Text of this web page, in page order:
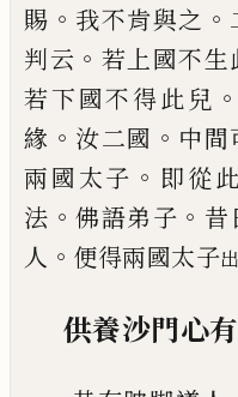
賜 。 我不肯與之 。
判云 。 若上國不生
若下國不得此兒 。
緣 。 汝二國 。 中間
兩國太子 。 即從
法 。佛語弟子 。 昔
人 。 便得兩國太子
供養沙門心